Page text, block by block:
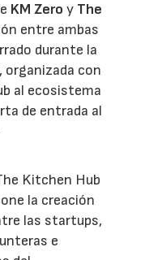
KM Zero y The
entre ambas
durante la
organizada con
al ecosistema
de entrada al
Kitchen Hub
la creación
las startups,
e